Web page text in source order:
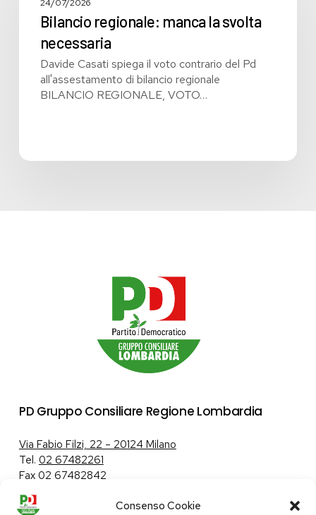
Consenso Cookie
svolta
24/07/2026
Bilancio regionale: manca la svolta
necessaria
Davide Casati spiega il voto contrario del Pd
all'assestamento di bilancio regionale
BILANCIO REGIONALE, VOTO…
PD Gruppo Consiliare Regione Lombardia
Via Fabio Filzi, 22 – 20124 Milano
Tel. 02 67482261
Fax 02 67482842
Tutela dei dati personali|Politica sui cookie